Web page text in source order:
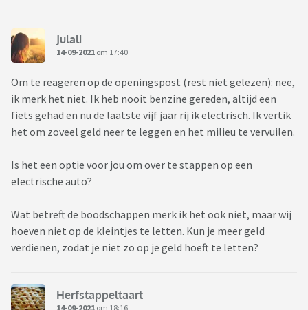
Julali
14-09-2021 om 17:40
Om te reageren op de openingspost (rest niet gelezen): nee,
ik merk het niet. Ik heb nooit benzine gereden, altijd een
fiets gehad en nu de laatste vijf jaar rij ik electrisch. Ik vertik
het om zoveel geld neer te leggen en het milieu te vervuilen.
Is het een optie voor jou om over te stappen op een
electrische auto?
Wat betreft de boodschappen merk ik het ook niet, maar wij
hoeven niet op de kleintjes te letten. Kun je meer geld
verdienen, zodat je niet zo op je geld hoeft te letten?
Herfstappeltaart
14-09-2021 om 18:16